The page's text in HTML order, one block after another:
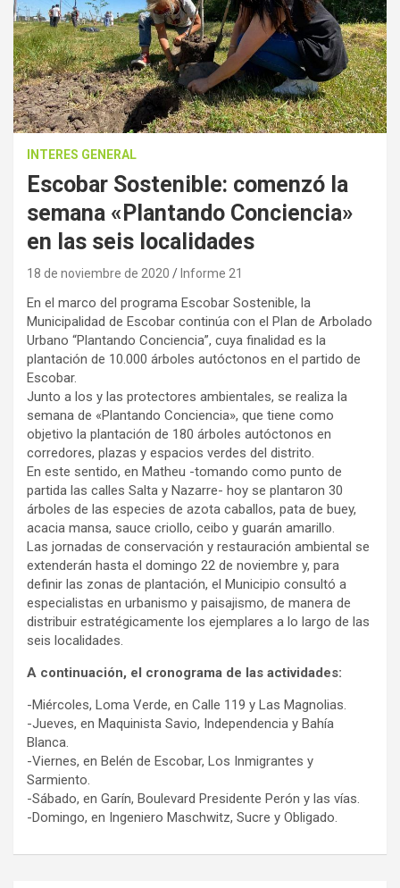
INTERES GENERAL
Escobar Sostenible: comenzó la
semana «Plantando Conciencia»
en las seis localidades
18 de noviembre de 2020 Informe 21
En el marco del programa Escobar Sostenible, la
Municipalidad de Escobar continúa con el Plan de Arbolado
Urbano “Plantando Conciencia”, cuya finalidad es la
plantación de 10.000 árboles autóctonos en el partido de
Escobar.
Junto a los y las protectores ambientales, se realiza la
semana de «Plantando Conciencia», que tiene como
objetivo la plantación de 180 árboles autóctonos en
corredores, plazas y espacios verdes del distrito.
En este sentido, en Matheu -tomando como punto de
partida las calles Salta y Nazarre- hoy se plantaron 30
árboles de las especies de azota caballos, pata de buey,
acacia mansa, sauce criollo, ceibo y guarán amarillo.
Las jornadas de conservación y restauración ambiental se
extenderán hasta el domingo 22 de noviembre y, para
definir las zonas de plantación, el Municipio consultó a
especialistas en urbanismo y paisajismo, de manera de
distribuir estratégicamente los ejemplares a lo largo de las
seis localidades.
A continuación, el cronograma de las actividades:
-Miércoles, Loma Verde, en Calle 119 y Las Magnolias.
-Jueves, en Maquinista Savio, Independencia y Bahía
Blanca.
-Viernes, en Belén de Escobar, Los Inmigrantes y
Sarmiento.
-Sábado, en Garín, Boulevard Presidente Perón y las vías.
-Domingo, en Ingeniero Maschwitz, Sucre y Obligado.